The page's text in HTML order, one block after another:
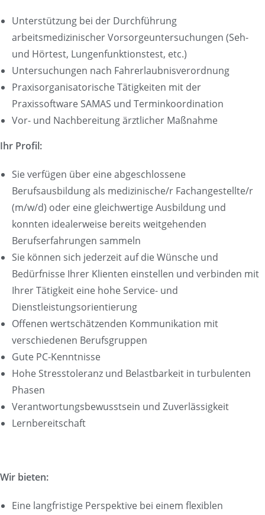
Unterstützung bei der Durchführung
arbeitsmedizinischer Vorsorgeuntersuchungen (Seh-
und Hörtest, Lungenfunktionstest, etc.)
Untersuchungen nach Fahrerlaubnisverordnung
Praxisorganisatorische Tätigkeiten mit der
Praxissoftware SAMAS und Terminkoordination
Vor- und Nachbereitung ärztlicher Maßnahme
Ihr Profil:
Sie verfügen über eine abgeschlossene
Berufsausbildung als medizinische/r Fachangestellte/r
(m/w/d) oder eine gleichwertige Ausbildung und
konnten idealerweise bereits weitgehenden
Berufserfahrungen sammeln
Sie können sich jederzeit auf die Wünsche und
Bedürfnisse Ihrer Klienten einstellen und verbinden mit
Ihrer Tätigkeit eine hohe Service- und
Dienstleistungsorientierung
Offenen wertschätzenden Kommunikation mit
verschiedenen Berufsgruppen
Gute PC-Kenntnisse
Hohe Stresstoleranz und Belastbarkeit in turbulenten
Phasen
Verantwortungsbewusstsein und Zuverlässigkeit
Lernbereitschaft
Wir bieten:
Eine langfristige Perspektive bei einem flexiblen